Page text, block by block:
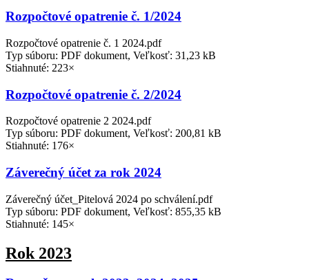
Rozpočtové opatrenie č. 1/2024
Rozpočtové opatrenie č. 1 2024.pdf
Typ súboru: PDF dokument, Veľkosť: 31,23 kB
Stiahnuté: 223×
Rozpočtové opatrenie č. 2/2024
Rozpočtové opatrenie 2 2024.pdf
Typ súboru: PDF dokument, Veľkosť: 200,81 kB
Stiahnuté: 176×
Záverečný účet za rok 2024
Záverečný účet_Pitelová 2024 po schválení.pdf
Typ súboru: PDF dokument, Veľkosť: 855,35 kB
Stiahnuté: 145×
Rok 2023